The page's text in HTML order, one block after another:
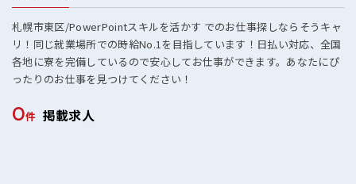
札幌市東区/PowerPointスキルを活かす でのお仕事探しならそうキャ
リ！同じ就業場所での時給No.1を目指しています！日払い対応、全国
各地に寮を完備しているので安心してお仕事ができます。あなたにぴ
ったりのお仕事を見つけてください！
0件 掲載求人